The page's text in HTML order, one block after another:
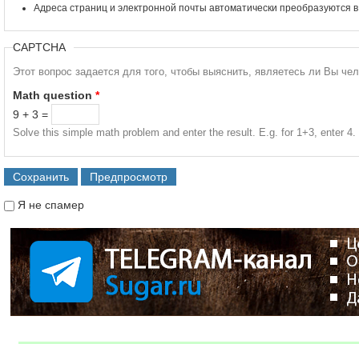
Адреса страниц и электронной почты автоматически преобразуются
CAPTCHA
Этот вопрос задается для того, чтобы выяснить, являетесь ли Вы
Math question *
9 + 3 =
Solve this simple math problem and enter the result. E.g. for 1+3, enter 4.
Я не спамер